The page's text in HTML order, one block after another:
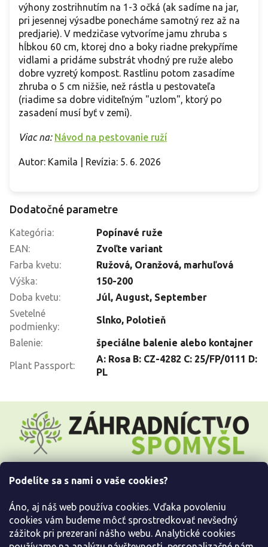
Podelíte sa s nami o vaše cookies?
Áno, aj náš web používa cookies. Vďaka povoleniu
cookies vám budeme môcť sprostredkovať nevšedný
zážitok pri prezeraní nášho webu. Analytické cookies
výhony zostrihnutím na 1-3 očká (ak sadíme na jar,
pri jesennej výsadbe ponecháme samotný rez až na
predjarie). V medzičase vytvoríme jamu zhruba s
hĺbkou 60 cm, ktorej dno a boky riadne prekypříme
vidlami a pridáme substrát vhodný pre ruže alebo
dobre vyzretý kompost. Rastlinu potom zasadíme
zhruba o 5 cm nižšie, než rástla u pestovateľa
(riadime sa dobre viditeľným "uzlom", ktorý po
zasadení musí byť v zemi).
Viac na: Návod na pestovanie ruží
Autor: Kamila | Revízia: 5. 6. 2026
Dodatočné parametre
Kategória:
Popínavé ruže
EAN:
Zvoľte variant
Farba kvetu: Ružová, Oranžová, marhuľová
Výška:
150-200
Doba kvetu: Júl, August, September
Svetelné
podmienky:
Slnko, Polotieň
Balenie: špeciálne balenie alebo kontajner
Plant Passport:
A: Rosa B: CZ-4282 C: 25/FP/0111 D:
PL
t
Informácie pre Vás